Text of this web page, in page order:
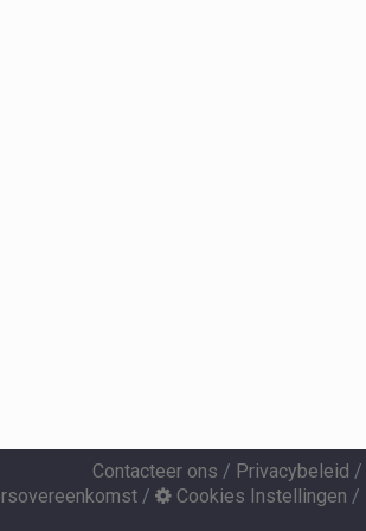
Contacteer ons / Privacybeleid /
/ Cookies Instellingen /